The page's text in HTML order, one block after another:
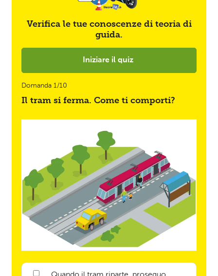
Verifica le tue conoscenze di teoria di
guida.
Iniziare il quiz
Domanda 1/10
Il tram si ferma. Come ti comporti?